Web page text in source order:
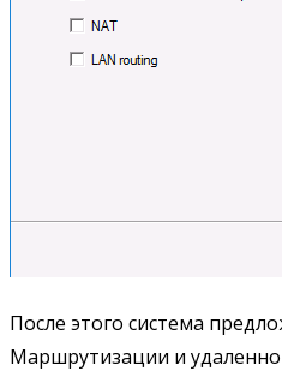
После этого система
Маршрутизации и